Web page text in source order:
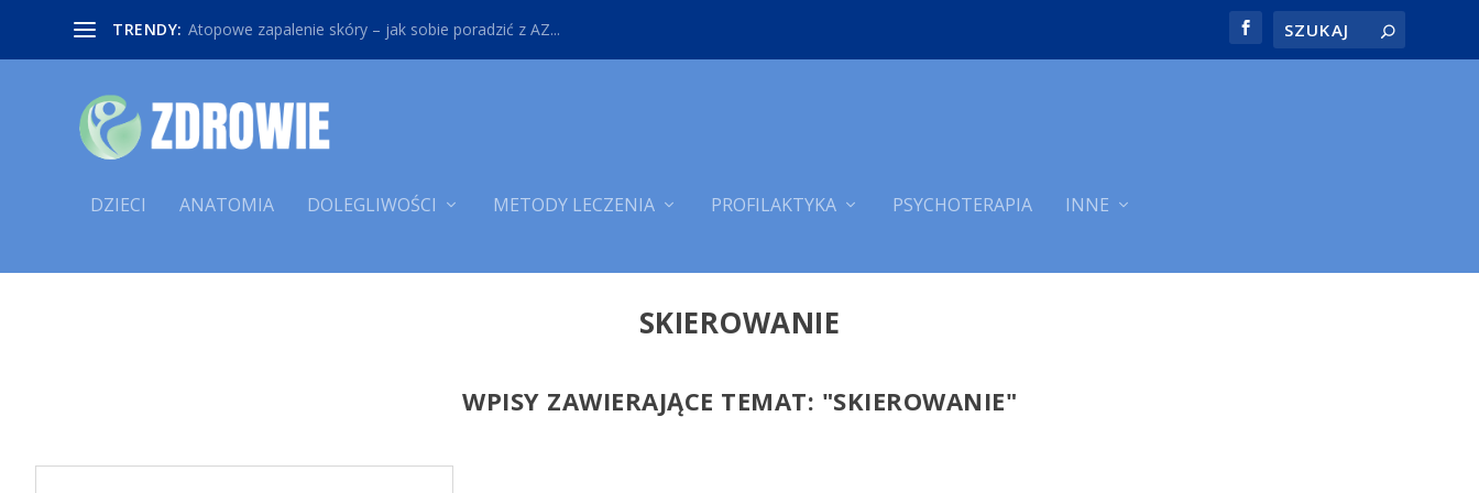
TRENDY: Atopowe zapalenie skóry – jak sobie poradzić z AZ...
DZIECI ANATOMIA DOLEGLIWOŚCI METODY LECZENIA PROFILAKTYKA PSYCHOTERAPIA INNE
SKIEROWANIE
WPISY ZAWIERAJĄCE TEMAT: "SKIEROWANIE"